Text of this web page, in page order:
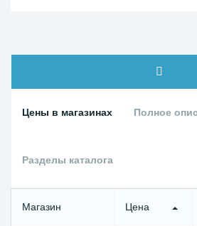
Цены в магазинах Полное
Разделы каталога
Магазин Цена